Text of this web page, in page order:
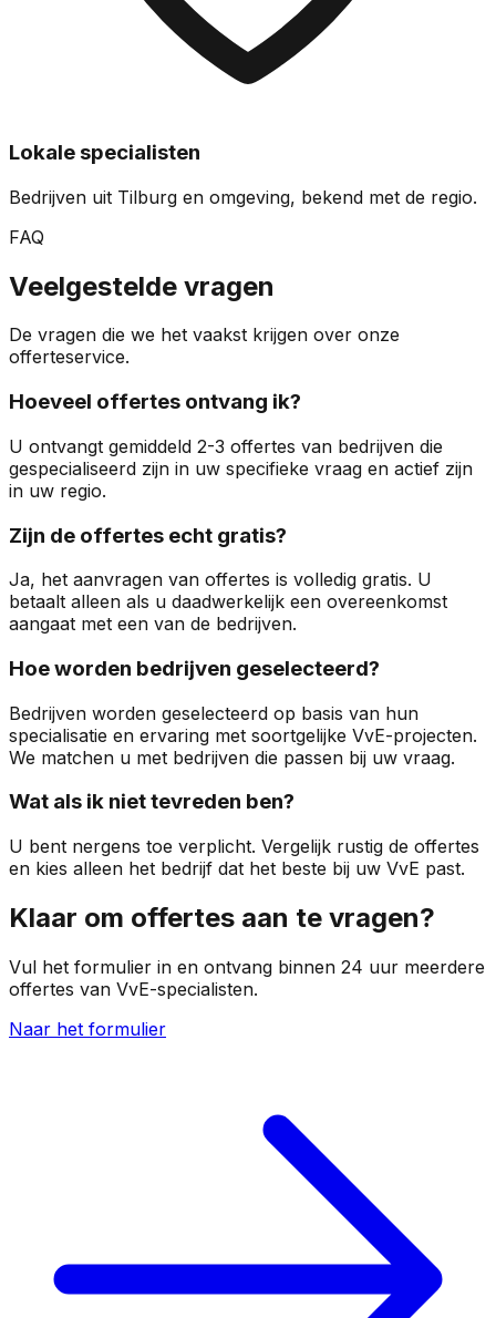
Lokale specialisten
Bedrijven uit Tilburg en omgeving, bekend met de regio.
FAQ
Veelgestelde vragen
De vragen die we het vaakst krijgen over onze
offerteservice.
Hoeveel offertes ontvang ik?
U ontvangt gemiddeld 2-3 offertes van bedrijven die
gespecialiseerd zijn in uw specifieke vraag en actief zijn
in uw regio.
Zijn de offertes echt gratis?
Ja, het aanvragen van offertes is volledig gratis. U
betaalt alleen als u daadwerkelijk een overeenkomst
aangaat met een van de bedrijven.
Hoe worden bedrijven geselecteerd?
Bedrijven worden geselecteerd op basis van hun
specialisatie en ervaring met soortgelijke VvE-projecten.
We matchen u met bedrijven die passen bij uw vraag.
Wat als ik niet tevreden ben?
U bent nergens toe verplicht. Vergelijk rustig de offertes
en kies alleen het bedrijf dat het beste bij uw VvE past.
Klaar om offertes aan te vragen?
Vul het formulier in en ontvang binnen 24 uur meerdere
offertes van VvE-specialisten.
Naar het formulier